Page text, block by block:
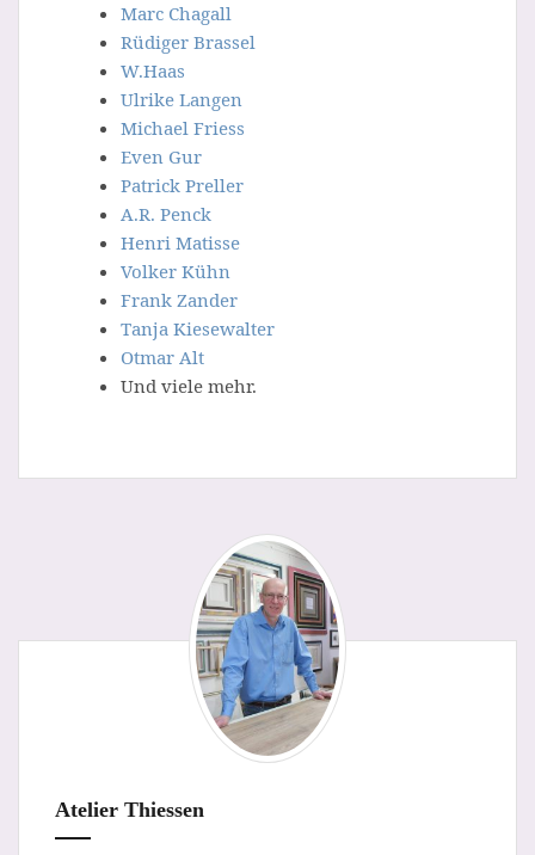
Marc Chagall
Rüdiger Brassel
W.Haas
Ulrike Langen
Michael Friess
Even Gur
Patrick Preller
A.R. Penck
Henri Matisse
Volker Kühn
Frank Zander
Tanja Kiesewalter
Otmar Alt
Und viele mehr.
Atelier Thiessen